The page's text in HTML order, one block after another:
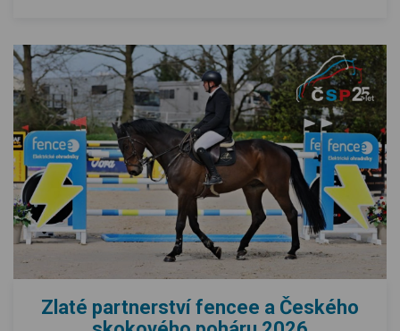
Zlaté partnerství fencee a Českého